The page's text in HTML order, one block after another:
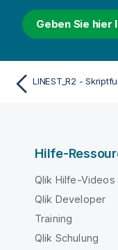
Geben Sie hier
LINEST_R2 -
Hilfe-
Qlik Hilfe-Videos
Qlik Developer
Training
Qlik Schulung